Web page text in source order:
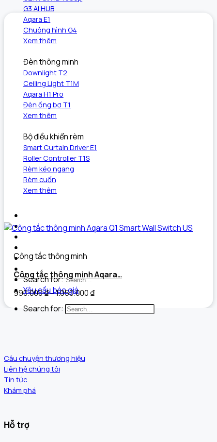
G3 AI HUB
Aqara E1
Chuông hình G4
Xem thêm
Đèn thông minh
Downlight T2
Ceiling Light T1M
Aqara H1 Pro
Đèn ống bơ T1
Xem thêm
Bộ điều khiển rèm
Smart Curtain Driver E1
Roller Controller T1S
Rèm kéo ngang
Rèm cuốn
Xem thêm
Dự án đã triển khai
Tin tức
Liên hệ
Search for:
Yêu cầu báo giá
Search for:
Công tắc thông minh
Công tắc thông minh Aqara…
990.000₫–1.050.000₫
Câu chuyện thương hiệu
Liên hệ chúng tôi
Tin tức
Khám phá
Hỗ trợ